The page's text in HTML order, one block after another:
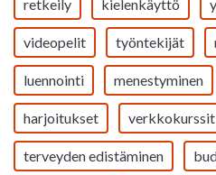
retkeily kielenkäyttö
videopelit työntekijät
luennointi menestyminen
harjoitukset verkkokurssit
terveyden edistäminen